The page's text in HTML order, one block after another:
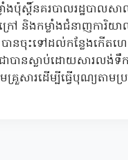
ងប៉ុស្តិ៍នគរបាលរដ្ឋបាលស
ៅ និងកម្លាំងជំនាញការិយ
បានចុះទៅដល់កន្លែងកើត
បានស្លាប់ដោយសារលង់ទឹ
រួសារដើម្បីធ្វើបុណ្យតា